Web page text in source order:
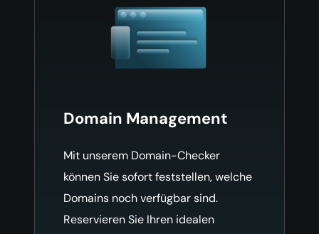
Domain Management
Mit unserem Domain-Checker
können Sie sofort feststellen, welche
Domains noch verfügbar sind.
Reservieren Sie Ihren idealen